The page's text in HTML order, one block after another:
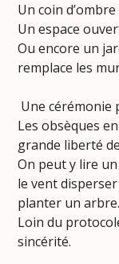
Un coin
Un espace
Ou encore un
remplace les
Une cérémonie
Les obsèques
grande liberté
On peut y lire
le vent
planter un arbre.
Loin du
sincérité.